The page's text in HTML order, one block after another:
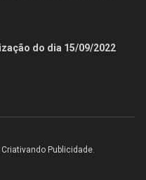
do dia 15/09/2022
Criativando Publicidade.